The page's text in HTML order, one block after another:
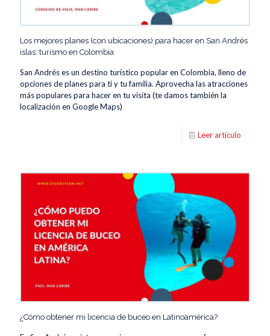
Los mejores planes (con ubicaciones) para hacer en San Andrés
islas: turismo en Colombia
San Andrés es un destino turístico popular en Colombia, lleno de
opciones de planes para ti y tu familia. Aprovecha las atracciones
más populares para hacer en tu visita (te damos también la
localización en Google Maps)
Leer artículo
¿Cómo obtener mi licencia de buceo en Latinoamérica?